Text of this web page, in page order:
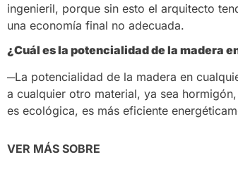
ingenieril, porque sin esto el arquitecto
una economía final no adecuada.
¿Cuál es la potencialidad de la madera
─La potencialidad de la madera en
a cualquier otro material, ya sea
es ecológica, es más eficiente
VER MÁS SOBRE